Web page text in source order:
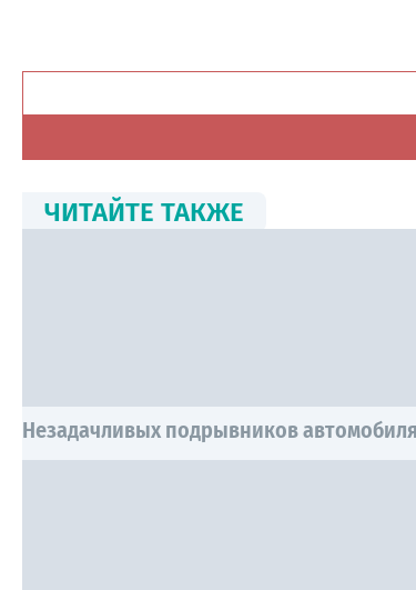
ЧИТАЙТЕ ТАКЖЕ
Незадачливых подрывников